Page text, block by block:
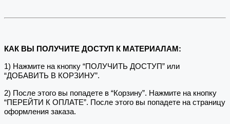
КАК ВЫ ПОЛУЧИТЕ ДОСТУП К МАТЕРИАЛАМ:
1) Нажмите на кнопку “ПОЛУЧИТЬ ДОСТУП” или
“ДОБАВИТЬ В КОРЗИНУ”.
2) После этого вы попадете в “Корзину”. Нажмите на кнопку
“ПЕРЕЙТИ К ОПЛАТЕ”. После этого вы попадете на страницу
оформления заказа.